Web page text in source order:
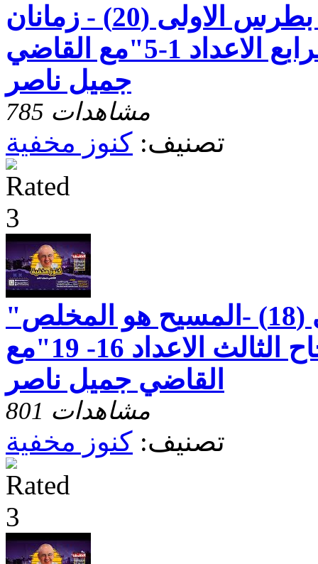
كنوز مخفيه"رسالة بطرس الاولى (20) - زمانان
وارادتان - الاصحاح الرابع الاعداد 1-5"مع القاضي
جميل ناصر
785 مشاهدات
تصنيف: كنوز مخفية
"رسالة بطرس الاولى (18) -المسيح هو المخلص
الوحيد - الاصحاح الثالث الاعداد 16- 19"مع
القاضي جميل ناصر
801 مشاهدات
تصنيف: كنوز مخفية